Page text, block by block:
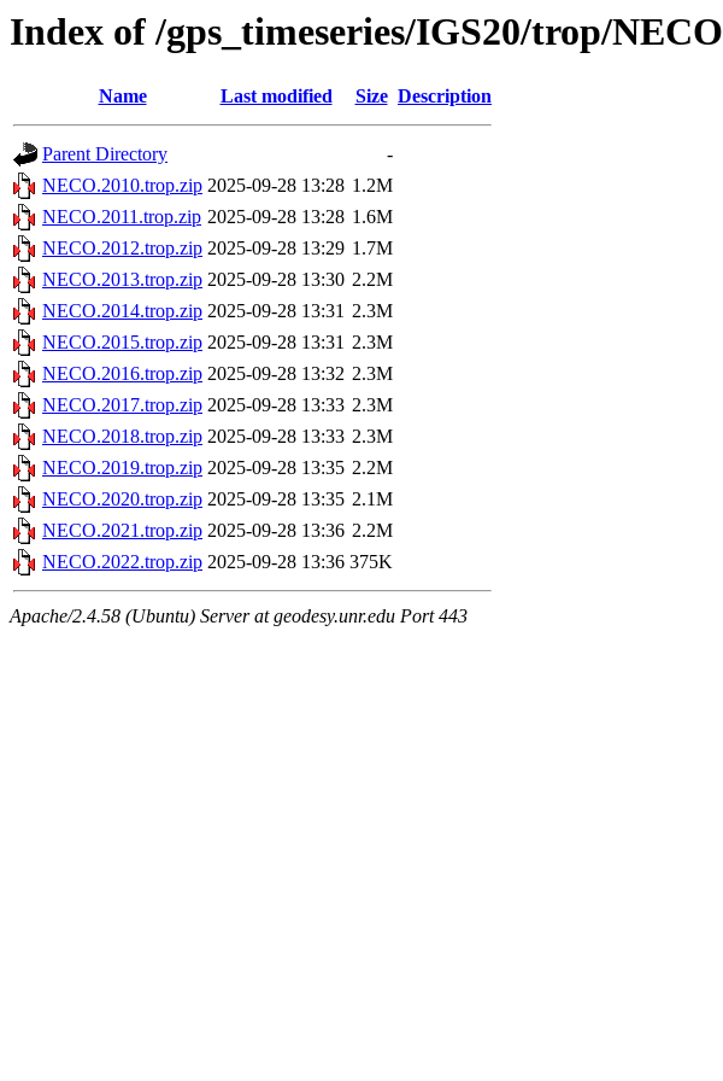
Index of /gps_timeseries/IGS20/trop/NECO
Name Last modified Size Description
Parent Directory
-
NECO.2010.trop.zip 2025-09-28 13:28 1.2M
NECO.2011.trop.zip 2025-09-28 13:28 1.6M
NECO.2012.trop.zip 2025-09-28 13:29 1.7M
NECO.2013.trop.zip 2025-09-28 13:30 2.2M
NECO.2014.trop.zip 2025-09-28 13:31 2.3M
NECO.2015.trop.zip 2025-09-28 13:31 2.3M
NECO.2016.trop.zip 2025-09-28 13:32 2.3M
NECO.2017.trop.zip 2025-09-28 13:33 2.3M
NECO.2018.trop.zip 2025-09-28 13:33 2.3M
NECO.2019.trop.zip 2025-09-28 13:35 2.2M
NECO.2020.trop.zip 2025-09-28 13:35 2.1M
NECO.2021.trop.zip 2025-09-28 13:36 2.2M
NECO.2022.trop.zip 2025-09-28 13:36 375K
Apache/2.4.58 (Ubuntu) Server at geodesy.unr.edu Port 443